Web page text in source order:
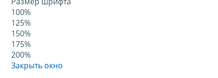
100%
125%
150%
175%
200%
Закрыть окно